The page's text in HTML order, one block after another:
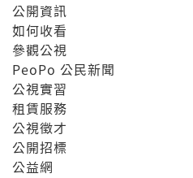
公開資訊
如何收看
參觀公視
PeoPo 公民新聞
公視實習
租賃服務
公視徵才
公開招標
公益網